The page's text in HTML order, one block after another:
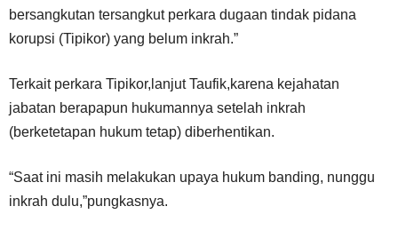
bersangkutan tersangkut perkara dugaan tindak pidana
korupsi (Tipikor) yang belum inkrah.”
Terkait perkara Tipikor,lanjut Taufik,karena kejahatan
jabatan berapapun hukumannya setelah inkrah
(berketetapan hukum tetap) diberhentikan.
“Saat ini masih melakukan upaya hukum banding, nunggu
inkrah dulu,”pungkasnya.